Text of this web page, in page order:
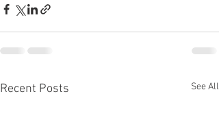
Recent Posts See All